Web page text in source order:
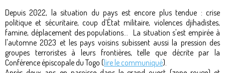
Depuis 2022, la situation du pays est encore plus tendue : crise
politique et sécuritaire, coup d’État militaire, violences djihadistes,
famine, déplacement des populations... La situation s'est empirée à
l'automne 2023 et les pays voisins subissent aussi la pression des
groupes terroristes à leurs frontières, telle que décrite par la
Conférence épiscopale du Togo (lire le communiqué).